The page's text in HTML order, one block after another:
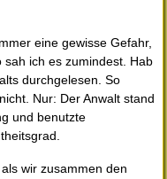
eine gewisse Gefahr,
sah ich es zumindest. Hab
durchgelesen. So
Nur: Der Anwalt stand
und benutzte
wir zusammen den